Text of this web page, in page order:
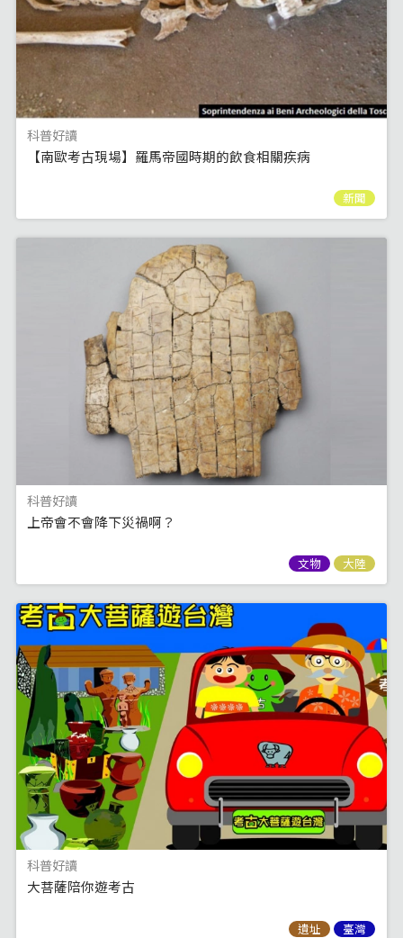
科普好讀
【南歐考古現場】羅馬帝國時期的飲食相關疾病
新聞
科普好讀
上帝會不會降下災禍啊？
文物 大陸
科普好讀
大菩薩陪你遊考古
遺址 臺灣